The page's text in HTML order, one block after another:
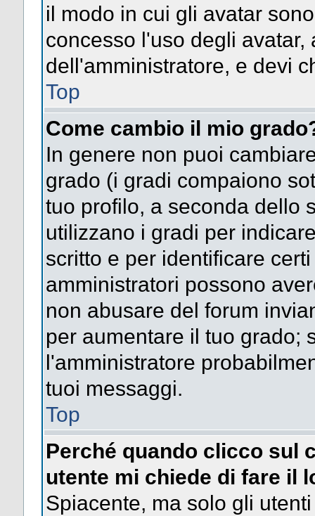
il modo in cui gli avatar
concesso l'uso degli
dell'amministratore, e devi
Top
Come cambio il mio
In genere non puoi
grado (i gradi compaiono
tuo profilo, a seconda dello
utilizzano i gradi per
scritto e per identificare
amministratori possono
non abusare del forum
per aumentare il tuo grado;
l'amministratore
tuoi messaggi.
Top
Perché quando clicco sul
utente mi chiede di fare il
Spiacente, ma solo gli